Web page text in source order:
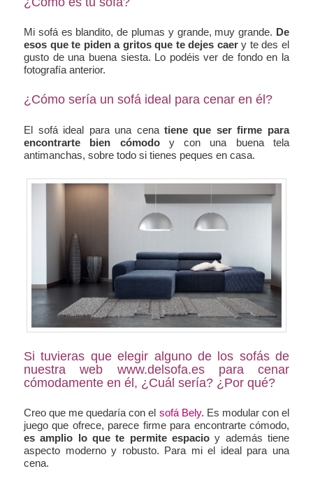
Mi sofá es blandito, de plumas y grande, muy grande. De
esos que te piden a gritos que te dejes caery te des el
gusto de una buena siesta. Lo podéis ver de fondo en la
fotografía anterior.
¿Cómo sería un sofá ideal para cenar en él?
El sofá ideal para una cena tiene que ser firme para
encontrarte bien cómodoy con una buena tela
antimanchas, sobre todo si tienes peques en casa.
Si tuvieras que elegir alguno de los sofás de
nuestra web www.delsofa.es para cenar
cómodamente en él, ¿Cuál sería? ¿Por qué?
Creo que me quedaría con el sofá Bely. Es modular con el
juego que ofrece, parece firme para encontrarte cómodo,
es amplio lo que te permite espacioy además tiene
aspecto moderno y robusto. Para mi el ideal para una
cena.